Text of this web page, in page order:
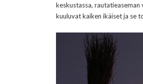
keskustassa,
kuuluvat kaiken ikäiset ja se